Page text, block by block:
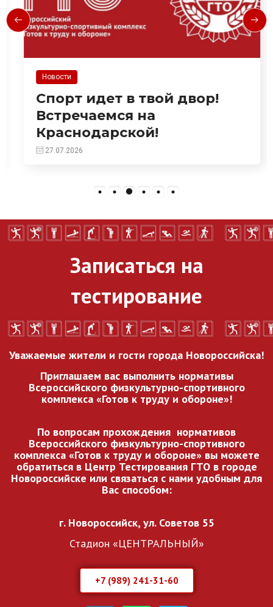
Новости
Спорт идет в твой двор!
Встречаемся на
Краснодарской!
27.07.2026
Записаться на
тестирование
Уважаемые жители и гости города Новороссийска!
Приглашаем вас выполнить нормативы
Всероссийского физкультурно-спортивного
комплекса «Готов к труду и обороне»!
По вопросам прохождения нормативов
Всероссийского физкультурно-спортивного
комплекса «Готов к труду и обороне» вы можете
обратиться в Центр Тестирования ГТО в городе
Новороссийске или связаться с нами удобным для
Вас способом:
г. Новороссийск, ул. Советов 55
Стадион «ЦЕНТРАЛЬНЫЙ»
+7 (989) 241-31-60